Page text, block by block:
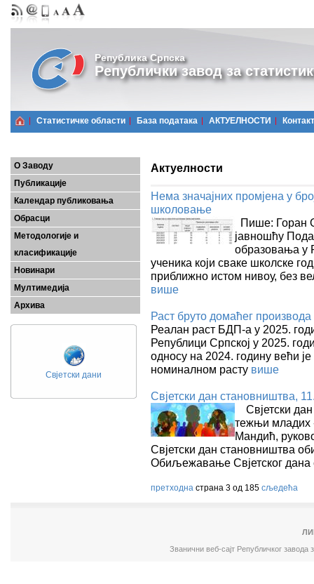
Република Српска
Републички завод за
Статистичке области Базa података АКТУЕЛНОСТИ Контакт
О Заводу
Публикације
Календар публиковања
Обрасци
Методологије и
класификације
Новинари
Мултимедија
Архива
Свјетски дани
Актуелности
Нема значајних промјена у
школовање
Пише: Горан
јавношћу
образовања у
ученика који сваке школске
приближно истом нивоу, без
више
Раст бруто домаћег
Реалан раст БДП-а у 2025.
Републици Српској у 2025.
односу на 2024. годину већи
номиналном расту више
Свјетски дан становништва,
Свјетски
тежњи младих
Мандић,
Свјетски дан становништва
Обиљежавање Свјетског
претходна страна 3 од 185 сљедећа
Званични веб-сајт Републичког